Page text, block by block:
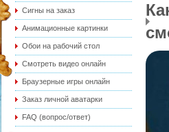
Сигны на заказ
Анимационные картинки
Обои на рабочий стол
Смотреть видео онлайн
Браузерные игры онлайн
Заказ личной аватарки
FAQ (вопрос/ответ)